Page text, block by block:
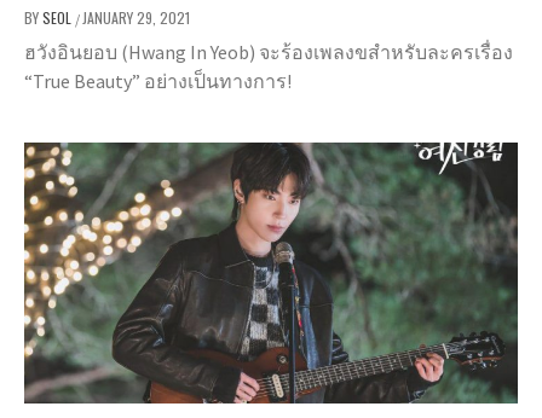
BYSEOL /JANUARY 29, 2021
ฮวังอินยอบ (Hwang In Yeob) จะร้องเพลงขสำหรับละครเรื่อง
“True Beauty” อย่างเป็นทางการ!